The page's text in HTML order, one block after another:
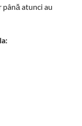
până atunci au